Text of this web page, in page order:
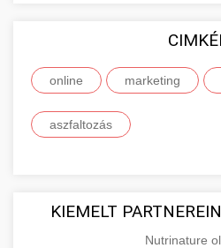
online marketing
aszfaltozás
KIEMELT
Nutrinature